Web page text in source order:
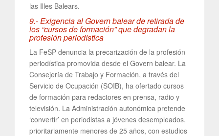
las Illes Balears.
9.- Exigencia al Govern balear de retirada de
los “cursos de formación” que degradan la
profesión periodística
La FeSP denuncia la precarización de la profesión
periodística promovida desde el Govern balear. La
Consejería de Trabajo y Formación, a través del
Servicio de Ocupación (SOIB), ha ofertado cursos
de formación para redactores en prensa, radio y
televisión. La Administración autonómica pretende
‘convertir’ en periodistas a jóvenes desempleados,
prioritariamente menores de 25 años, con estudios